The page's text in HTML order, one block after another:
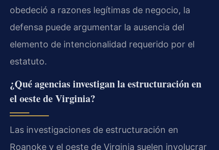
obedeció a razones legítimas de negocio, la
defensa puede argumentar la ausencia del
elemento de intencionalidad requerido por el
estatuto.
¿Qué agencias investigan la estructuración en
el oeste de Virginia?
Las investigaciones de estructuración en
Roanoke y el oeste de Virginia suelen involucrar